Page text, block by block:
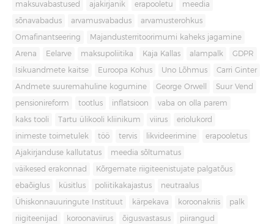
maksuvabastused ajakirjanik erapooletu meedia
sõnavabadus arvamusvabadus arvamusterohkus
Omafinantseering Majandusterritoorimumi kaheks jagamine
Arena Eelarve maksupoliitika Kaja Kallas alampalk GDPR
Isikuandmete kaitse Euroopa Kohus Uno Lõhmus Carri Ginter
Andmete suuremahuline kogumine George Orwell Suur Vend
pensionireform tootlus inflatsioon vaba on olla parem
kaks tooli Tartu ülikooli kliinikum viirus eriolukord
inimeste toimetulek töö tervis likvideerimine erapooletus
Ajakirjanduse kallutatus meedia sõltumatus
väikesed erakonnad Kõrgemate riigiteenistujate palgatõus
ebaõiglus küsitlus poliitikakajastus neutraalus
Ühiskonnauuringute Instituut kärpekava koroonakriis palk
riigiteenijad koroonaviirus õigusvastasus piirangud